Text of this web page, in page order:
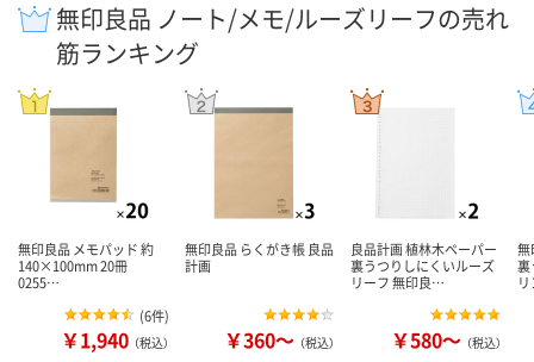
無印良品 ノート/メモ/ルーズリーフの売れ
筋ランキング
無印良品 メモパッド 約
140×100mm 20冊
0255…
(6件)
￥1,940 （税込）
無印良品 らくがき帳 良品
計画
￥360～ （税込）
良品計画 植林木ペーパー
裏うつりしにくいルーズ
リーフ 無印良…
￥580～ （税込）
無
裏